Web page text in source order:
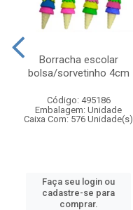
Borracha escolar
bolsa/sorvetinho 4cm
Código: 495186
Embalagem: Unidade
Caixa Com: 576 Unidade(s)
Faça seu login ou
cadastre-se para
comprar.